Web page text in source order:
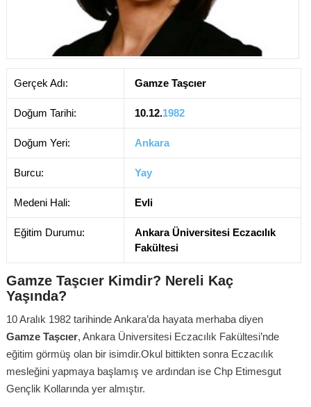
Gerçek Adı: Gamze Taşcıer
Doğum Tarihi: 10.12.1982
Doğum Yeri: Ankara
Burcu: Yay
Medeni Hali: Evli
Eğitim Durumu:
Ankara Üniversitesi Eczacılık
Fakültesi
Gamze Taşcıer Kimdir? Nereli Kaç
Yaşında?
10 Aralık 1982 tarihinde Ankara’da hayata merhaba diyen
Gamze Taşcıer, Ankara Üniversitesi Eczacılık Fakültesi’nde
eğitim görmüş olan bir isimdir.Okul bittikten sonra Eczacılık
mesleğini yapmaya başlamış ve ardından ise Chp Etimesgut
Gençlik Kollarında yer almıştır.